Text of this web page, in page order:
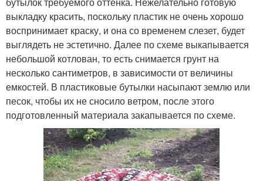
выкладку красить, поскольку пластик не очень хорошо
воспринимает краску, и она со временем слезет, будет
выглядеть не эстетично. Далее по схеме выкапывается
небольшой котлован, то есть снимается грунт на
несколько сантиметров, в зависимости от величины
емкостей. В пластиковые бутылки насыпают землю или
песок, чтобы их не сносило ветром, после этого
подготовленный материала закапывается по схеме.